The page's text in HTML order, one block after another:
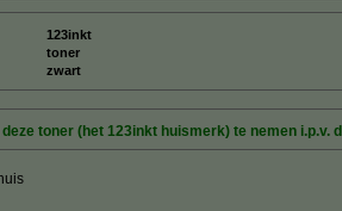
123inkt
toner
zwart
toner (het 123inkt huismerk) te nemen i.p.v.